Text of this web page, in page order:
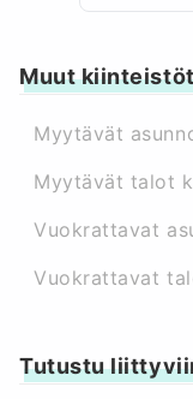
Muut
Myytävät
Myytävät talot
Vuokrattavat
Vuokrattavat
Tutustu